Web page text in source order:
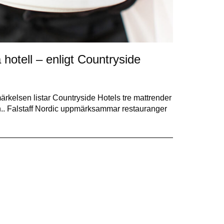
– enligt Countryside
listar Countryside Hotels tre mattrender
Falstaff Nordic uppmärksammar restauranger